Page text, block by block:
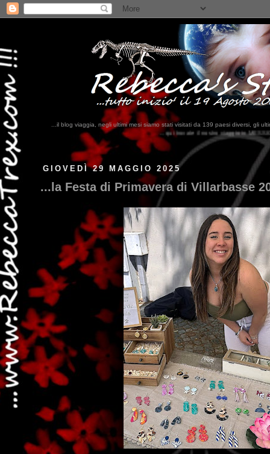
...il blog viaggia, negli ultimi mesi siamo stati visitati da 139 paesi diversi, gli
...qui trovate il nostro viaggio in MESSICO 2023... clikka qui !!!
GIOVEDÌ 29 MAGGIO 2025
...la Festa di Primavera di Villarbasse